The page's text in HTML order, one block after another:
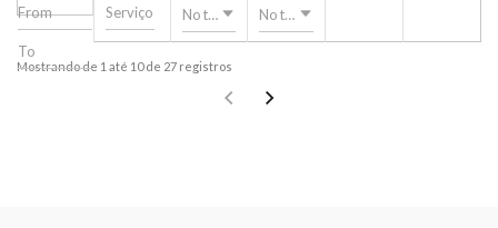
Nothing selectedNothing selected
Mostrando de 1 até 10 de 27 registros